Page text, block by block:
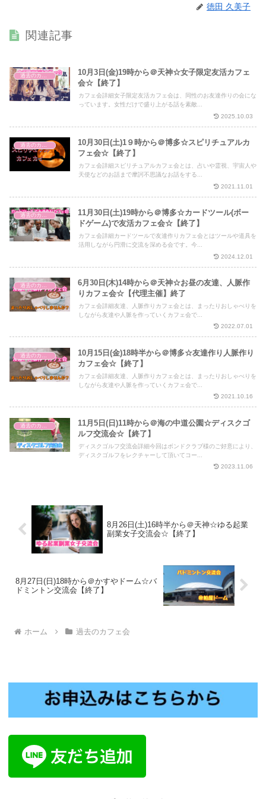
徳田 久美子
関連記事
10月3日(金)19時から＠天神☆女子限定友活カフェ
会☆【終了】
カフェ会詳細女子限定友活カフェ会は、同性のお友達作りの会にな
っています。女性だけで盛り上がる話を素敵...
2025.10.03
過去のカフェ会
10月30日(土)1９時から＠博多☆スピリチュアルカ
フェ会☆【終了】
カフェ会詳細スピリチュアルカフェ会とは、占いや霊視、宇宙人や
天使などのお話まで摩訶不思議なお話をする...
2021.11.01
過去のカフェ会
11月30日(土)19時から＠博多☆カードツール(ボー
ドゲーム)で友活カフェ会☆【終了】
カフェ会詳細カードツールで友達作りカフェ会とはツールや道具を
活用しながら円滑に交流を深める会です。今...
2024.12.01
過去のカフェ会
6月30日(木)14時から＠天神☆お昼の友達、人脈作
りカフェ会☆【代理主催】終了
カフェ会詳細友達、人脈作りカフェ会とは、まったりおしゃべりを
しながら友達や人脈を作っていくカフェ会で...
2022.07.01
過去のカフェ会
10月15日(金)18時半から＠博多☆友達作り人脈作り
カフェ会☆【終了】
カフェ会詳細友達、人脈作りカフェ会とは、まったりおしゃべりを
しながら友達や人脈を作っていくカフェ会で...
2021.10.16
過去のカフェ会
11月5日(日)11時から＠海の中道公園☆ディスクゴ
ルフ交流会☆【終了】
ディスクゴルフ交流会詳細今回はボンドクラブ様のご好意により、
ディスクゴルフをレクチャーして頂いてコー...
2023.11.06
8月26日(土)16時半から＠天神☆ゆる起業
副業女子交流会☆【終了】
8月27日(日)18時から＠かすやドーム☆バ
ドミントン交流会【終了】
ホーム 過去のカフェ会